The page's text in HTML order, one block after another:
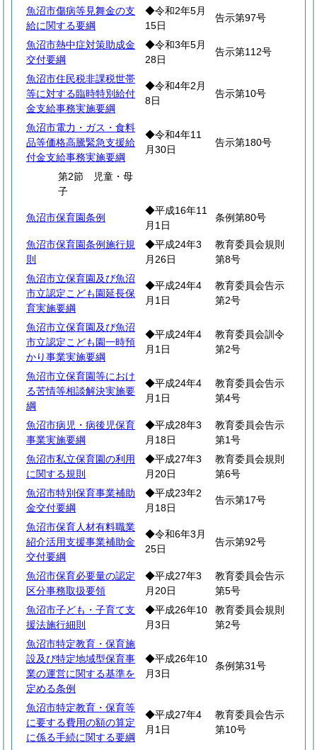
魚沼市傷病等見舞金の支
給に関する要綱
◆令和2年5月
15日
告示第97号
魚沼市熱中症対策助成金
交付要綱
◆令和3年5月
28日
告示第112号
魚沼市住民税非課税世帯
等に対する臨時特別給付
金支給事務実施要綱
◆令和4年2月
8日
告示第10号
魚沼市電力・ガス・食料
品等価格高騰緊急支援給
付金支給事務実施要綱
◆令和4年11
月30日
告示第180号
第2節 児童・母
子
魚沼市保育園条例
◆平成16年11
月1日
条例第80号
魚沼市保育園条例施行規
則
◆平成24年3
月26日
教育委員会規則
第8号
魚沼市立保育園及び魚沼
市立認定こども園延長保
育実施要綱
◆平成24年4
月1日
教育委員会告示
第2号
魚沼市立保育園及び魚沼
市立認定こども園一時預
かり事業実施要綱
◆平成24年4
月1日
教育委員会訓令
第2号
魚沼市立保育園等におけ
る苦情等相談解決実施要
綱
◆平成24年4
月1日
教育委員会告示
第4号
魚沼市病児・病後児保育
事業実施要綱
◆平成28年3
月18日
教育委員会告示
第1号
魚沼市私立保育園の利用
に関する規則
◆平成27年3
月20日
教育委員会規則
第6号
魚沼市特別保育事業補助
金交付要綱
◆平成23年2
月18日
告示第17号
魚沼市保育人材有料職業
紹介活用支援事業補助金
交付要綱
◆令和6年3月
25日
告示第92号
魚沼市保育必要量の認定
区分事務取扱要領
◆平成27年3
月20日
教育委員会告示
第5号
魚沼市子ども・子育て支
援法施行細則
◆平成26年10
月3日
教育委員会規則
第2号
魚沼市特定教育・保育施
設及び特定地域型保育事
業の運営に関する基準を
定める条例
◆平成26年10
月3日
条例第31号
魚沼市特定教育・保育等
に要する費用の額の算定
に係る手続に関する要綱
◆平成27年4
月1日
教育委員会告示
第10号